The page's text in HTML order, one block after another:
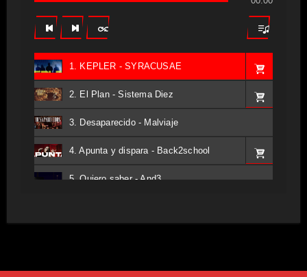
1. KEPLER - SYRACUSAE
2. El Plan - Sistema Diez
3. Desaparecido - Malviaje
4. Apunta y dispara - Back2school
5. Quiero saber - And3